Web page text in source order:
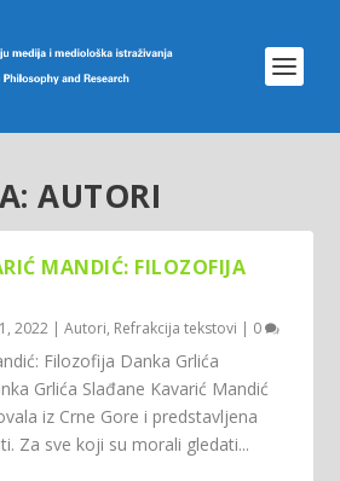
AUTORI
MANDIĆ: FILOZOFIJA
2022 |Autori, Refrakcija tekstovi | 0
Filozofija Danka Grlića
Grlića Slađane Kavarić Mandić
iz Crne Gore i predstavljena
Za sve koji su morali gledati...